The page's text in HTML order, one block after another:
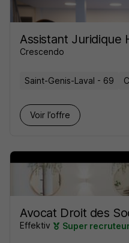
Assistant Juridique
Crescendo
Saint-Genis-Laval - 69
Voir l’offre
Avocat Droit des
Effektiv Super